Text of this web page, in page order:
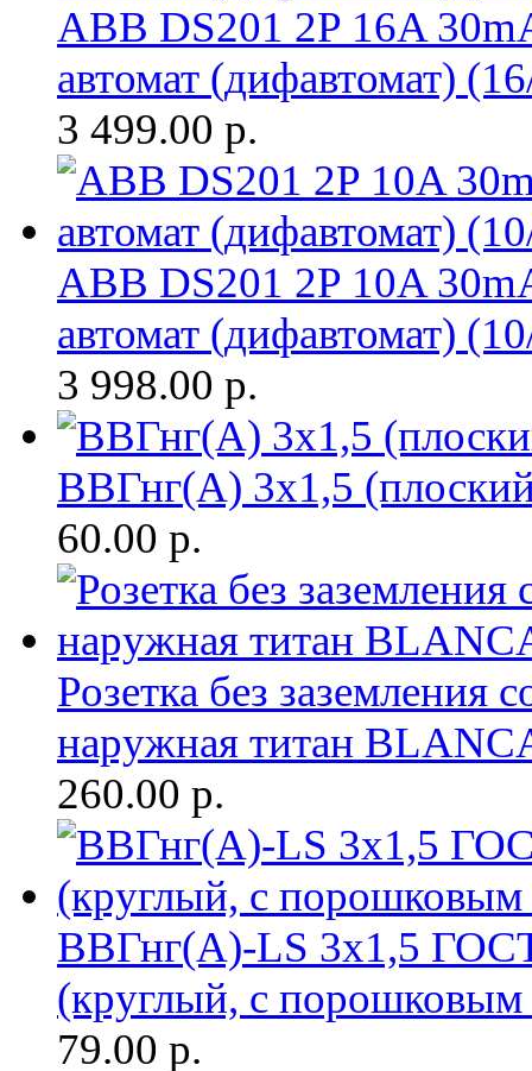
ABB DS201 2P 16A
автомат (дифавтомат)
3 499.00 р.
ABB DS201 2P 10A
автомат (дифавтомат)
3 998.00 р.
ВВГнг(A) 3х1,5
60.00 р.
Розетка без
наружная титан
260.00 р.
ВВГнг(A)-LS 3х1,5
(круглый, с порошковым
79.00 р.